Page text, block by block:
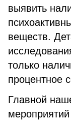
выявить
веществ.
только
процентное
Главной